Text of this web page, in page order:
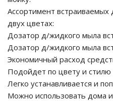
Ассортимент встраиваемых
двух цветах:
Дозатор д/жидкого мыла
Дозатор д/жидкого мыла
Экономичный расход
Подойдет по цвету и
Легко устанавливается и
Можно использовать дома